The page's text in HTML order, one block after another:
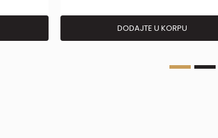
DODAJTE U KORPU